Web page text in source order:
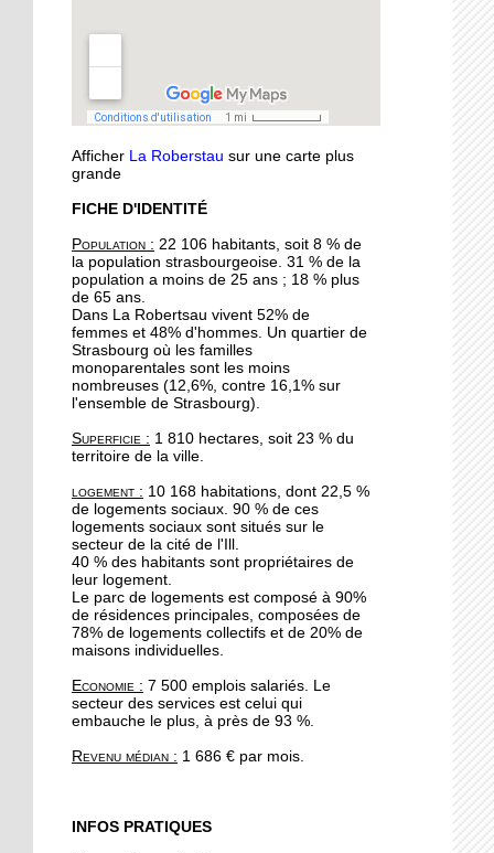
11 octobre 2018
Oser parler avec les
marionnettes
11 octobre 2018
Avec l'atelier "à vos
binettes", on nourrit le sol
sans produits chimiques
10 octobre 2018
Initier les seniors aux
cosmétiques naturels
10 octobre 2018
débarque à l'Escale
19 octobre 2017
Le quartier reste une
valeur sûre pour les
promoteurs immobiliers
19 octobre 2017
A l'Escale, Halloween se
19 octobre 2017
Le barrage de la
Robertsau sous bonne
18 octobre 2017
Afficher La Roberstau sur une carte plus
grande
FICHE D'IDENTITÉ
Population : 22 106 habitants, soit 8 % de
la population strasbourgeoise. 31 % de la
population a moins de 25 ans ; 18 % plus
de 65 ans.
Dans La Robertsau vivent 52% de
femmes et 48% d'hommes. Un quartier de
Strasbourg où les familles
monoparentales sont les moins
nombreuses (12,6%, contre 16,1% sur
l'ensemble de Strasbourg).
Superficie : 1 810 hectares, soit 23 % du
territoire de la ville.
logement : 10 168 habitations, dont 22,5 %
de logements sociaux. 90 % de ces
logements sociaux sont situés sur le
secteur de la cité de l'Ill.
40 % des habitants sont propriétaires de
leur logement.
Le parc de logements est composé à 90%
de résidences principales, composées de
78% de logements collectifs et de 20% de
maisons individuelles.
Economie : 7 500 emplois salariés. Le
secteur des services est celui qui
embauche le plus, à près de 93 %.
Revenu médian : 1 686 € par mois.
INFOS PRATIQUES